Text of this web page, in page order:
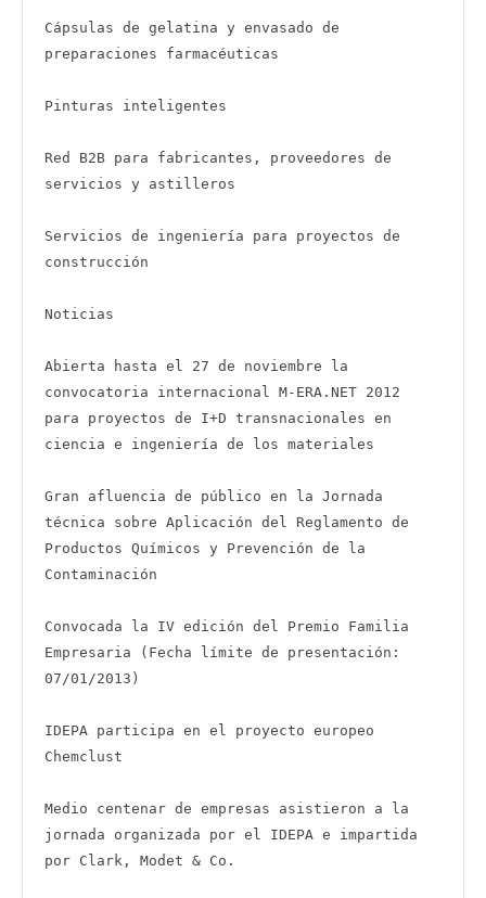
Cápsulas de gelatina y envasado de
preparaciones farmacéuticas
Pinturas inteligentes
Red B2B para fabricantes, proveedores de
servicios y astilleros
Servicios de ingeniería para proyectos de
construcción
Noticias
Abierta hasta el 27 de noviembre la
convocatoria internacional M-ERA.NET 2012
para proyectos de I+D transnacionales en
ciencia e ingeniería de los materiales
Gran afluencia de público en la Jornada
técnica sobre Aplicación del Reglamento de
Productos Químicos y Prevención de la
Contaminación
Convocada la IV edición del Premio Familia
Empresaria (Fecha límite de presentación:
07/01/2013)
IDEPA participa en el proyecto europeo
Chemclust
Medio centenar de empresas asistieron a la
jornada organizada por el IDEPA e impartida
por Clark, Modet & Co.